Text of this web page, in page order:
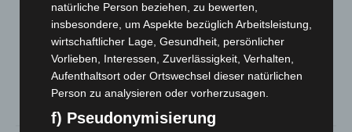
LANGENHAGEN
Klarer Himmel
13.7°C 14.9°
12.2°
natürliche Person beziehen, zu bewerten,
insbesondere, um Aspekte bezüglich Arbeitsleistung,
wirtschaftlicher Lage, Gesundheit, persönlicher
Vorlieben, Interessen, Zuverlässigkeit, Verhalten,
Aufenthaltsort oder Ortswechsel dieser natürlichen
Person zu analysieren oder vorherzusagen.
f) Pseudonymisierung